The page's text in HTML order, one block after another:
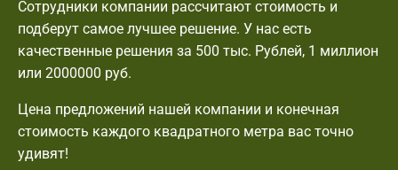
Сотрудники компании рассчитают стоимость и
подберут самое лучшее решение. У нас есть
качественные решения за 500 тыс. Рублей, 1 миллион
или 2000000 руб.
Цена предложений нашей компании и конечная
стоимость каждого квадратного метра вас точно
удивят!